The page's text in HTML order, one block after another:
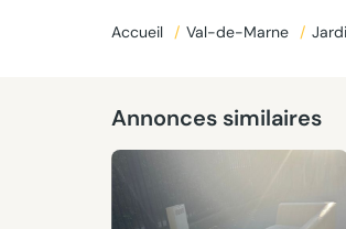
Accueil / Val-de-Marne /
Annonces similaires